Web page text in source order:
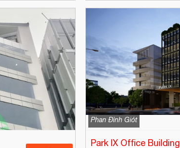
Phan Đình Giót
Park IX Office Building